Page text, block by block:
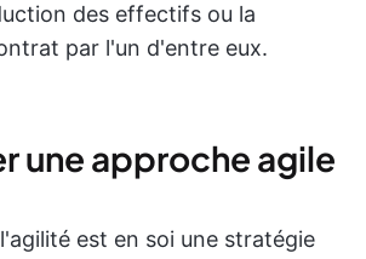
des effectifs ou la
par l'un d'entre eux.
une approche agile
est en soi une stratégie